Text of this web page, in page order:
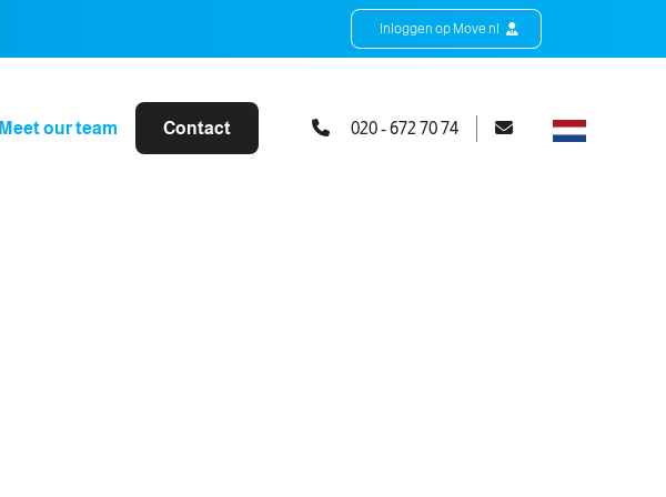
Inloggen op Move.nl
Meet our team Contact 020 - 672 70 74